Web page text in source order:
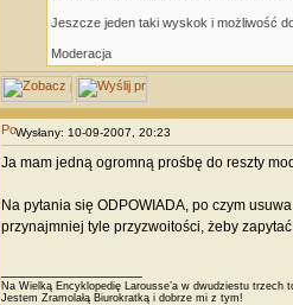
Jeszcze jeden taki wyskok i możliwość
Moderacja
Wysłany: 10-09-2007, 20:23
Ja mam jedną ogromną prośbę do reszty
Na pytania się ODPOWIADA, po czym
przynajmniej tyle przyzwoitości, żeby
Na Wielką Encyklopedię Larousse’a w dwudziestu trzech
Jestem Zramolałą Biurokratką i dobrze mi z tym!